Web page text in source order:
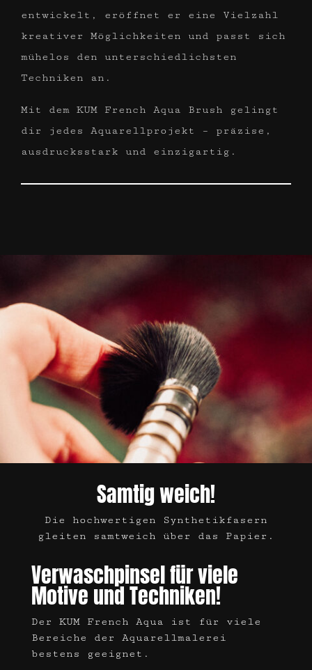
entwickelt, eröffnet er eine Vielzahl
kreativer Möglichkeiten und passt sich
mühelos den unterschiedlichsten
Techniken an.
Mit dem KUM French Aqua Brush gelingt
dir jedes Aquarellprojekt – präzise,
ausdrucksstark und einzigartig.
Samtig weich!
Die hochwertigen Synthetikfasern
gleiten samtweich über das Papier.
Verwaschpinsel für viele
Motive und Techniken!
Der KUM French Aqua ist für viele
Bereiche der Aquarellmalerei
bestens geeignet.